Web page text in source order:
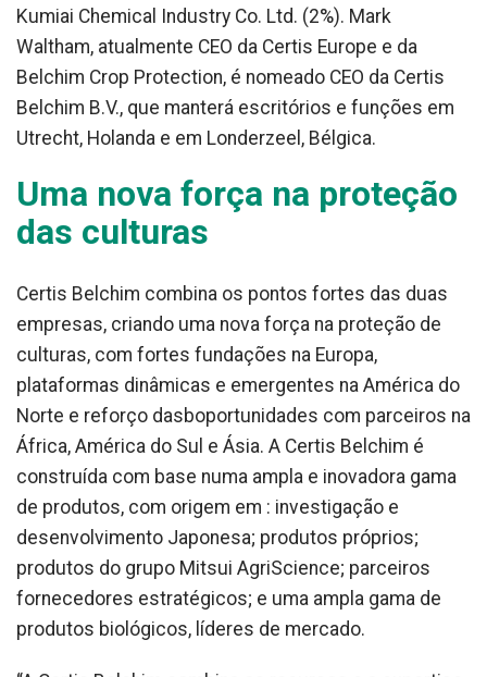
Kumiai Chemical Industry Co. Ltd. (2%). Mark
Waltham, atualmente CEO da Certis Europe e da
Belchim Crop Protection, é nomeado CEO da Certis
Belchim B.V., que manterá escritórios e funções em
Utrecht, Holanda e em Londerzeel, Bélgica.
Uma nova força na proteção
das culturas
Certis Belchim combina os pontos fortes das duas
empresas, criando uma nova força na proteção de
culturas, com fortes fundações na Europa,
plataformas dinâmicas e emergentes na América do
Norte e reforço dasboportunidades com parceiros na
África, América do Sul e Ásia. A Certis Belchim é
construída com base numa ampla e inovadora gama
de produtos, com origem em : investigação e
desenvolvimento Japonesa; produtos próprios;
produtos do grupo Mitsui AgriScience; parceiros
fornecedores estratégicos; e uma ampla gama de
produtos biológicos, líderes de mercado.